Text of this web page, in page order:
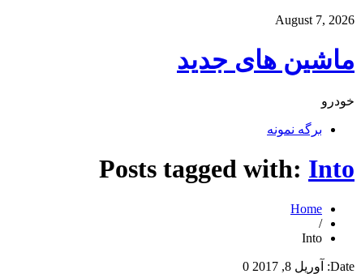
August 7, 2026
ماشین های جدید
خودرو
برگه نمونه
Posts tagged with: Into
Home
/
Into
Date: آوریل 8, 2017 0